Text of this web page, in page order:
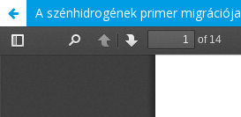
A szénhidrogének primer migrációja